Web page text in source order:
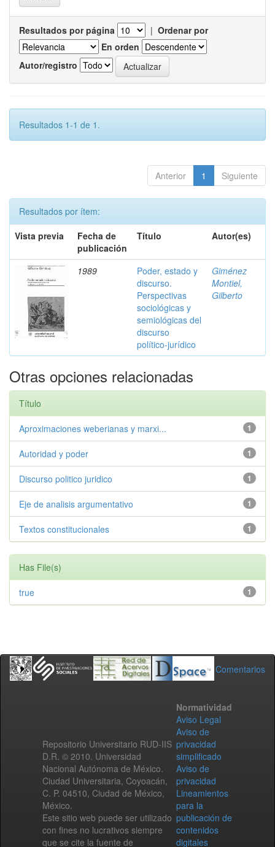
Resultados por página | Ordenar por
En orden
Autor/registro
Resultados 1-1 de 1.
Anterior 1 Siguiente
Resultados por ítem:
Vista previa
Fecha de
publicación
Título Autor(es)
1989
Poder, estado y
discurso.
Perspectivas
sociológicas y
semiológicas del
discurso
político-jurídico
Giménez
Montiel,
Gilberto
Otras opciones relacionadas
Título
1
Aproximaciones weberianas y marxi...
1
Autoridad y poder
1
Discurso politico juridico
1
Eje de analisis argumentativo
1
Textos constitucionales
Has File(s)
1
true
Comentarios
Repositorio Universitario RUD-IIS
D.R. © 2010. Universidad
Nacional Autónoma de México.
Ciudad Universitaria, Coyoacán,
C. P. 04510, Ciudad de México,
México.
Este sitio web puede ser utilizado
con fines no lucrativos siempre
que se cite la fuente de
Normatividad
Aviso Legal
Aviso de
privacidad
simplificado
Aviso de
privacidad
Lineamientos
para la
publicación de
contenidos
digitales